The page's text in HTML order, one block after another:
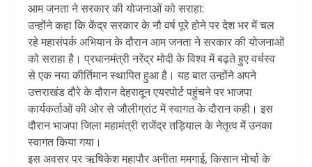
आम जनता ने सरकार की योजनाओं को सराहा:
उन्होंने कहा कि केंद्र सरकार के नौ वर्ष पूरे होने पर देश भर में चल
रहे महासंपर्क अभियान के दौरान आम जनता ने सरकार की योजनाओं
को सराहा है। प्रधानमंत्री नरेंद्र मोदी के विश्व में बढ़ते हुए वर्चस्व
से एक नया कीर्तिमान स्थापित हुआ है। यह बात उन्होंने अपने
उत्तराखंड दौरे के दौरान देहरादून एयरपोर्ट पहुंचने पर भाजपा
कार्यकर्ताओं की ओर से जौलीग्रांट में स्वागत के दौरान कही। इस
दौरान भाजपा जिला महामंत्री राजेंद्र तड़ियाल के नेतृत्व में उनका
स्वागत किया गया।
इस अवसर पर ऋषिकेश महापौर अनीता ममगाई, किसान मोर्चा के